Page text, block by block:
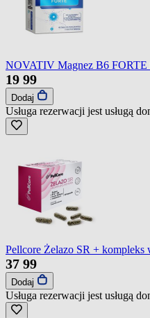
NOVATIV Magnez B6 FORTE
19 99
Dodaj
Usługa rezerwacji jest usługą
Pellcore Żelazo SR + kompleks
37 99
Dodaj
Usługa rezerwacji jest usługą